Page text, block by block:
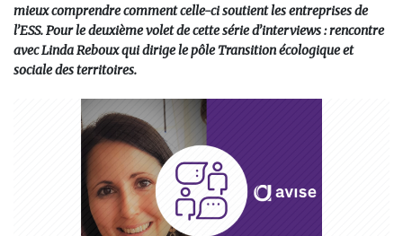
mieux comprendre comment celle-ci soutient les entreprises de
l’ESS. Pour le deuxième volet de cette série d’interviews : rencontre
avec Linda Reboux qui dirige le pôle Transition écologique et
sociale des territoires.